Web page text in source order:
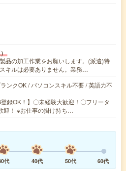
品の加工作業をお願いします。(派遣)特
キルは必要ありません。業務…
ンクOK / パソコンスキル不要 / 英語力不
登録OK！】〇未経験大歓迎！〇フリータ
！ ※お仕事の掛け持ち…
代 40代 50代 60代